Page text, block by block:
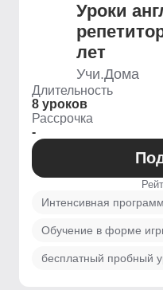
Уроки
лет
Учи.Дома
Длительность
8 уроков
Рассрочка
-
Интенсивная
Обучение в форме
бесплатный пробный